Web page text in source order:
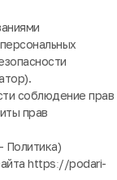
соблюдение прав
прав
Политика)
httpsː//podari-